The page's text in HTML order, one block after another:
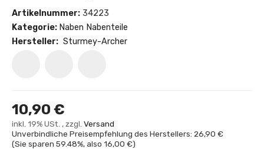
Artikelnummer: 34223
Kategorie: Naben Nabenteile
Hersteller: Sturmey-Archer
10,90 €
inkl. 19% USt. , zzgl. Versand
Unverbindliche Preisempfehlung des Herstellers: 26,90 €
(Sie sparen 59.48%, also 16,00 €)